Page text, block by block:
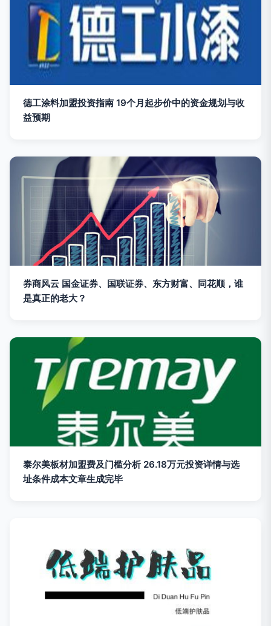
德工涂料加盟投资指南 19个月起步价中的资金规划与收
益预期
券商风云 国金证券、国联证券、东方财富、同花顺，谁
是真正的老大？
泰尔美板材加盟费及门槛分析 26.18万元投资详情与选
址条件成本文章生成完毕